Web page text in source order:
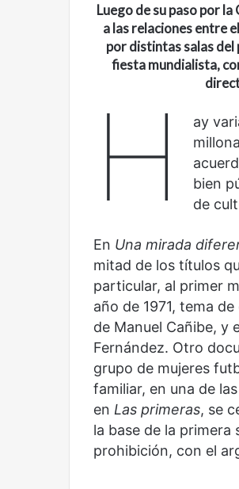
Luego de su paso por
a las relaciones entre
por distintas salas
fiesta mundialista,
H
ay
bien
de
En Una mirada
mitad de los títulos
particular, al primer
año de 1971, tema
de Manuel Cañibe, y
Fernández. Otro
grupo de mujeres
familiar, en una de
en Las primeras, se
la base de la
prohibición, con el
Cine, futbol y América Latina: una